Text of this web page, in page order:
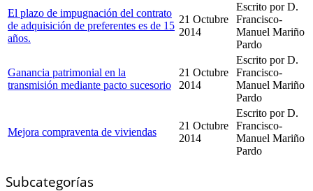
El plazo de impugnación del contrato
de adquisición de preferentes es de 15
años.
21 Octubre
2014
Escrito por D.
Francisco-
Manuel Mariño
Pardo
Ganancia patrimonial en la
transmisión mediante pacto sucesorio
21 Octubre
2014
Escrito por D.
Francisco-
Manuel Mariño
Pardo
Mejora compraventa de viviendas
21 Octubre
2014
Escrito por D.
Francisco-
Manuel Mariño
Pardo
Subcategorías